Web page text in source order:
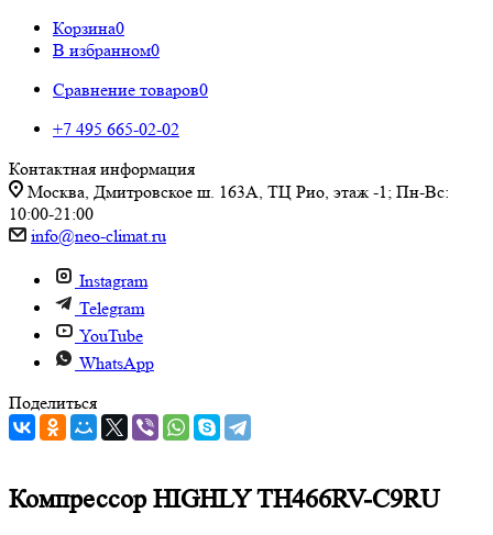
Корзина0
В избранном0
Сравнение товаров0
+7 495 665-02-02
Контактная информация
Москва, Дмитровское ш. 163А, ТЦ Рио, этаж -1; Пн-Вс:
10:00-21:00
info@neo-climat.ru
Instagram
Telegram
YouTube
WhatsApp
Поделиться
Компрессор HIGHLY TH466RV-C9RU